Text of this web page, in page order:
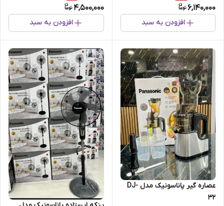
6,140,000
افزودن به سبد
4,500,000
افزودن به سبد
عصاره گیر پاناسونیک مدل DJ-
32